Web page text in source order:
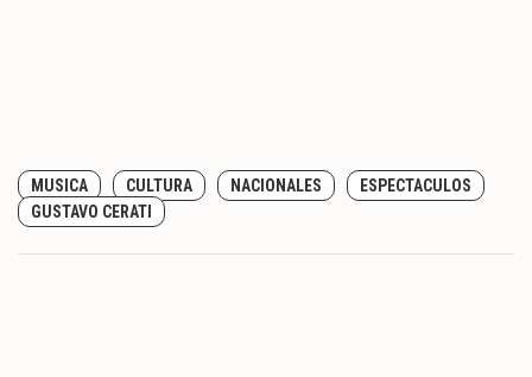
MUSICA CULTURA NACIONALES
ESPECTACULOS
GUSTAVO CERATI